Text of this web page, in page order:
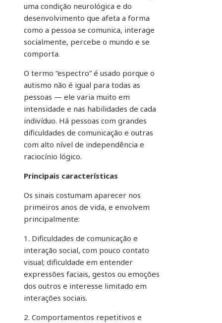
uma condição neurológica e do
desenvolvimento que afeta a forma
como a pessoa se comunica, interage
socialmente, percebe o mundo e se
comporta.
O termo “espectro” é usado porque o
autismo não é igual para todas as
pessoas — ele varia muito em
intensidade e nas habilidades de cada
indivíduo. Há pessoas com grandes
dificuldades de comunicação e outras
com alto nível de independência e
raciocínio lógico.
Principais características
Os sinais costumam aparecer nos
primeiros anos de vida, e envolvem
principalmente:
1. Dificuldades de comunicação e
interação social, com pouco contato
visual; dificuldade em entender
expressões faciais, gestos ou emoções
dos outros e interesse limitado em
interações sociais.
2. Comportamentos repetitivos e